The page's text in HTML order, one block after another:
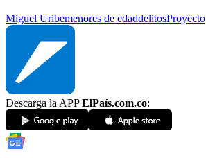
Miguel Uribemenores de edaddelitosProyecto
Descarga la APPElPaís.com.co: